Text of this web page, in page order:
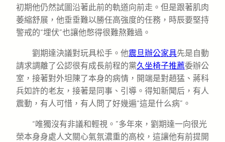
初期他仍然試圖沿著此前的軌道向前走。但是跟著肌肉
萎縮舒展，他垂垂難以勝任高強度的任務，時辰要堅持
警戒的“埋伏”也讓他憋得很難熬難過。
劉期達決議對玩具松手。他震旦辦公家具先是自動
請求調離了公認很有成長前程的黨久坐椅子推薦委辦公
室，接著對外坦陳了本身的病情，開端是對趙猛、蔣科
兵如許的老友，接著是同事、引導。得知新聞后，有人
震動，有人可惜，有人問了好幾遍“這是什么病”。
“唯獨沒有非議和輕視。”多年來，劉期達一向很光
榮本身身處人文關心氣氛濃重的高校，這讓他有前提開